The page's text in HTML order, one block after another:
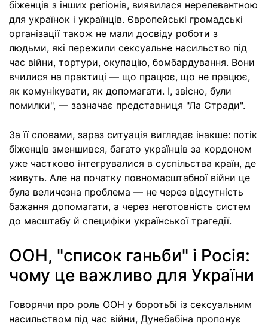
біженців з інших регіонів, виявилася нерелевантною
для українок і українців. Європейські громадські
організації також не мали досвіду роботи з
людьми, які пережили сексуальне насильство під
час війни, тортури, окупацію, бомбардування. Вони
вчилися на практиці — що працює, що не працює,
як комунікувати, як допомагати. І, звісно, були
помилки", — зазначає представниця "Ла Стради".
За її словами, зараз ситуація виглядає інакше: потік
біженців зменшився, багато українців за кордоном
уже частково інтегрувалися в суспільства країн, де
живуть. Але на початку повномасштабної війни це
була величезна проблема — не через відсутність
бажання допомагати, а через неготовність систем
до масштабу й специфіки української трагедії.
ООН, "список ганьби" і Росія:
чому це важливо для України
Говорячи про роль ООН у боротьбі із сексуальним
насильством під час війни, Дунебабіна пропонує